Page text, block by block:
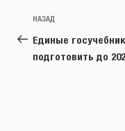
Навигация
по
записям
Предыдущая
запись:
НАЗАД
Единые
подготовить до